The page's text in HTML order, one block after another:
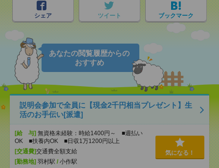
シェア ツイート ブックマーク
あなたの閲覧履歴からの
おすすめ
説明会参加で全員に【現金2千円相当プレゼント】生
活のお手伝い[派遣]
[給 与] 無資格未経験：時給1400円～ ■週払い
OK ■扶養内OK ■日収1万1200円以上
[交通費]交通費全額支給
[勤務地] 羽村駅 / 小作駅
気になる！